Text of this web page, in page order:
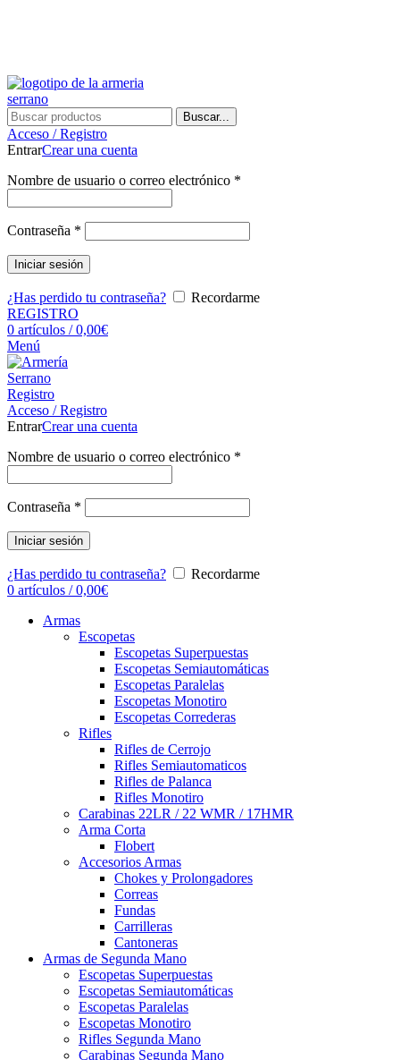
Buscar...
Acceso / Registro
EntrarCrear una cuenta
Nombre de usuario o correo electrónico *
Contraseña *
Iniciar sesión
¿Has perdido tu contraseña?
Recordarme
REGISTRO
0 artículos / 0,00€
Menú
Registro
Acceso / Registro
EntrarCrear una cuenta
Nombre de usuario o correo electrónico *
Contraseña *
Iniciar sesión
¿Has perdido tu contraseña?
Recordarme
0 artículos / 0,00€
Armas
Escopetas
Escopetas Superpuestas
Escopetas Semiautomáticas
Escopetas Paralelas
Escopetas Monotiro
Escopetas Correderas
Rifles
Rifles de Cerrojo
Rifles Semiautomaticos
Rifles de Palanca
Rifles Monotiro
Carabinas 22LR / 22 WMR / 17HMR
Arma Corta
Flobert
Accesorios Armas
Chokes y Prolongadores
Correas
Fundas
Carrilleras
Cantoneras
Armas de Segunda Mano
Escopetas Superpuestas
Escopetas Semiautomáticas
Escopetas Paralelas
Escopetas Monotiro
Rifles Segunda Mano
Carabinas Segunda Mano